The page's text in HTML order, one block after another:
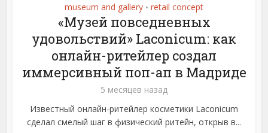
museum and gallery • retail concept
«Музей повседневных
удовольствий» Laconicum: как
онлайн-ритейлер создал
иммерсивный поп-ап в Мадриде
5 месяцев назад
Известный онлайн-ритейлер косметики Laconicum
сделал смелый шаг в физический ритейн, открыв в...